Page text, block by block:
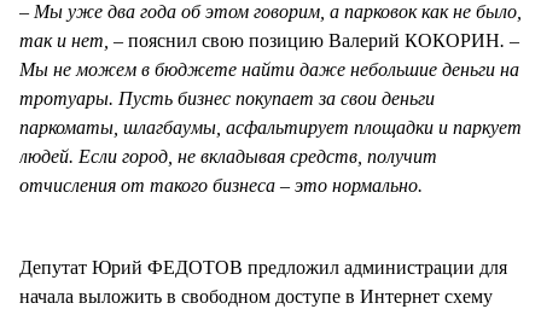
– Мы уже два года об этом говорим, а парковок как не было,
так и нет, – пояснил свою позицию Валерий КОКОРИН. –
Мы не можем в бюджете найти даже небольшие деньги на
тротуары. Пусть бизнес покупает за свои деньги
паркоматы, шлагбаумы, асфальтирует площадки и паркует
людей. Если город, не вкладывая средств, получит
отчисления от такого бизнеса – это нормально.
Депутат Юрий ФЕДОТОВ предложил администрации для
начала выложить в свободном доступе в Интернет схему